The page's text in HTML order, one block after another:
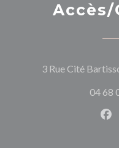
3 Rue Cité
04 68